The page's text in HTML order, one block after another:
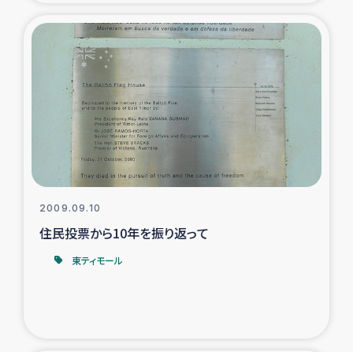
ガザ地区における被災住民への緊急支援
ガザ地区酪農を通した女性グループの生計支援
ふりかけ普及と食生活改善による栄養改善事業
フェアトレード事業
女性の生計向上を通じた子どもの栄養改善事業
2009.09.10
住民投票から10年を振り返って
東ティモール